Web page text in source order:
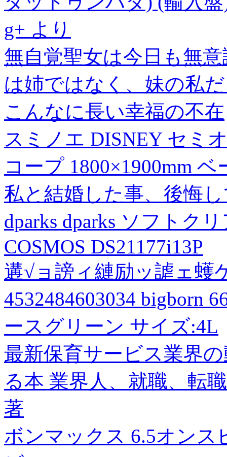
g+ より
無自覚聖女は今日も無
は姉ではなく、妹の私
こんなに長い幸福の不在
スミノエ DISNEY セミ
コープ 1800×1900mm
私と結婚した事、後悔
dparks dparks ソフトク
COSMOS DS21177i13P
遘√ョ謗ィ縺励ッ謔ェ蠖
4532484603034 bigborn
ースグリーン サイズ:4L
最新保育サービス業界
る本 業界人、就職、転
著
ボンマックス 6.5オン